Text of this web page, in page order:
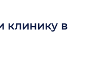
клинику в